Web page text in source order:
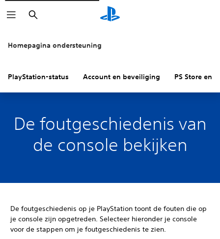
Zoeken
Homepagina ondersteuning
PlayStation-status Account en beveiliging PS Store en
De foutgeschiedenis van
de console bekijken
De foutgeschiedenis op je PlayStation toont de fouten die op
je console zijn opgetreden. Selecteer hieronder je console
voor de stappen om je foutgeschiedenis te zien.